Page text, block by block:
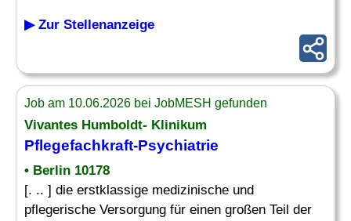
▶ Zur Stellenanzeige
Job am 10.06.2026 bei JobMESH gefunden
Vivantes Humboldt- Klinikum
Pflegefachkraft-Psychiatrie
• Berlin 10178
[. .. ] die erstklassige medizinische und
pflegerische Versorgung für einen großen Teil der